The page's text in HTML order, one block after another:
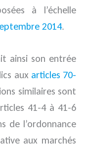
à l’échelle
2014.
ainsi son entrée
aux articles 70-
similaires sont
41-4 à 41-6
de l’ordonnance
aux marchés